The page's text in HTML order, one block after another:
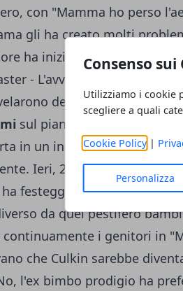
Consenso sui
Utilizziamo i cookie
scegliere a quali
Cookie Policy|
Personalizza
con "Mamma ho perso
gli ha creato molti
ha iniziato a maturare
- L'avventura
dei flop. Macaulay
sul piano della vita privata:
in un incidente stradale.
Ieri, 26 agosto 2015,
festeggiato assieme ai
da quel pestifero
i genitori in
che Culkin sarebbe
l'ex bimbo prodigio ha